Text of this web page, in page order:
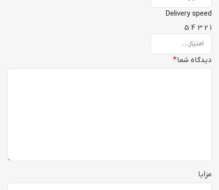
Delivery speed
1
2
3
4
5
دیدگاه شما*
مزایا